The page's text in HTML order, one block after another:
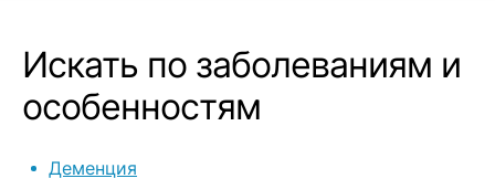
очень
Искать по заболеваниям и
особенностям
Деменция